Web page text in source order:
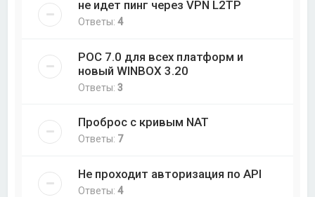
не идет пинг через VPN L2TP
Ответы:4
РОС 7.0 для всех платформ и
новый WINBOX 3.20
Ответы:3
Проброс с кривым NAT
Ответы: 7
Не проходит авторизация по API
Ответы:4